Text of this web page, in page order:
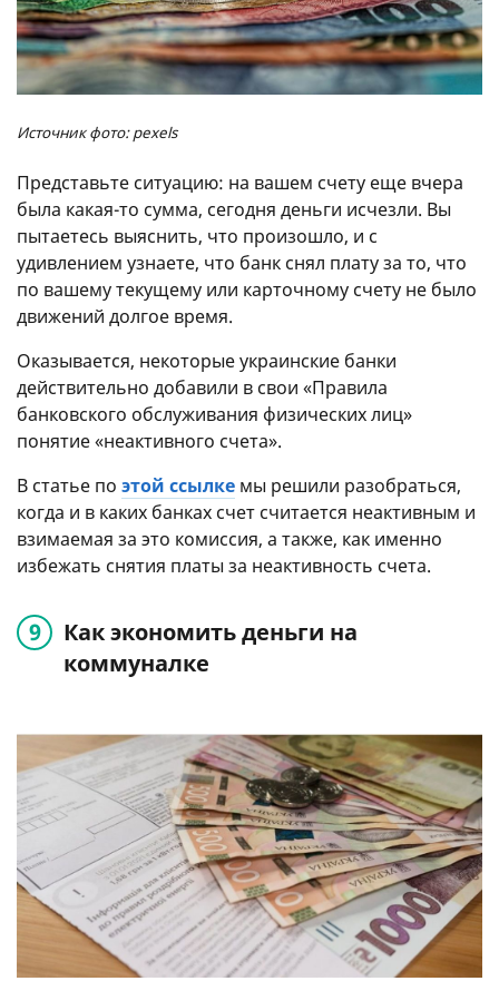
Источник фото: pexels
Представьте ситуацию: на вашем счету еще вчера
была какая-то сумма, сегодня деньги исчезли. Вы
пытаетесь выяснить, что произошло, и с
удивлением узнаете, что банк снял плату за то, что
по вашему текущему или карточному счету не было
движений долгое время.
Оказывается, некоторые украинские банки
действительно добавили в свои «Правила
банковского обслуживания физических лиц»
понятие «неактивного счета».
В статье по этой ссылке мы решили разобраться,
когда и в каких банках счет считается неактивным и
взимаемая за это комиссия, а также, как именно
избежать снятия платы за неактивность счета.
Как экономить деньги на
коммуналке